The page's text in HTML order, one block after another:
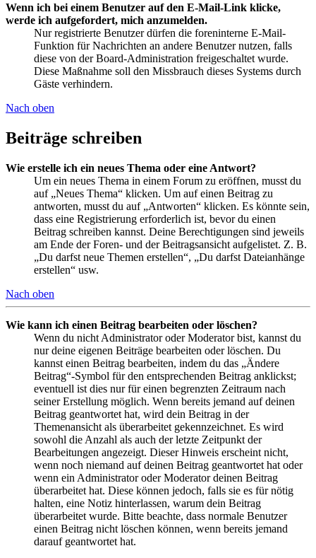
Wenn ich bei einem Benutzer auf den E-Mail-Link klicke,
werde ich aufgefordert, mich anzumelden.
Nur registrierte Benutzer dürfen die foreninterne E-Mail-
Funktion für Nachrichten an andere Benutzer nutzen, falls
diese von der Board-Administration freigeschaltet wurde.
Diese Maßnahme soll den Missbrauch dieses Systems durch
Gäste verhindern.
Nach oben
Beiträge schreiben
Wie erstelle ich ein neues Thema oder eine Antwort?
Um ein neues Thema in einem Forum zu eröffnen, musst du
auf „Neues Thema“ klicken. Um auf einen Beitrag zu
antworten, musst du auf „Antworten“ klicken. Es könnte sein,
dass eine Registrierung erforderlich ist, bevor du einen
Beitrag schreiben kannst. Deine Berechtigungen sind jeweils
am Ende der Foren- und der Beitragsansicht aufgelistet. Z. B.
„Du darfst neue Themen erstellen“, „Du darfst Dateianhänge
erstellen“ usw.
Nach oben
Wie kann ich einen Beitrag bearbeiten oder löschen?
Wenn du nicht Administrator oder Moderator bist, kannst du
nur deine eigenen Beiträge bearbeiten oder löschen. Du
kannst einen Beitrag bearbeiten, indem du das „Ändere
Beitrag“-Symbol für den entsprechenden Beitrag anklickst;
eventuell ist dies nur für einen begrenzten Zeitraum nach
seiner Erstellung möglich. Wenn bereits jemand auf deinen
Beitrag geantwortet hat, wird dein Beitrag in der
Themenansicht als überarbeitet gekennzeichnet. Es wird
sowohl die Anzahl als auch der letzte Zeitpunkt der
Bearbeitungen angezeigt. Dieser Hinweis erscheint nicht,
wenn noch niemand auf deinen Beitrag geantwortet hat oder
wenn ein Administrator oder Moderator deinen Beitrag
überarbeitet hat. Diese können jedoch, falls sie es für nötig
halten, eine Notiz hinterlassen, warum dein Beitrag
überarbeitet wurde. Bitte beachte, dass normale Benutzer
einen Beitrag nicht löschen können, wenn bereits jemand
darauf geantwortet hat.